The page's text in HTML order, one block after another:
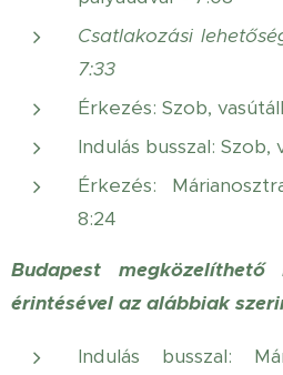
Csatlakozási
7:33
Érkezés: Szob,
Indulás busszal: Szob,
Érkezés:
8:24
Budapest megközelíthető
érintésével az alábbiak
Indulás busszal: